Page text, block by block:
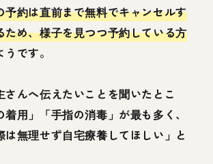
予約は直前まで無料でキャンセルす
ため、様子を見つつ予約している方
うです。
さんへ伝えたいことを聞いたとこ
用」「手指の消毒」が最も多く、
は無理せず自宅療養してほしい」と